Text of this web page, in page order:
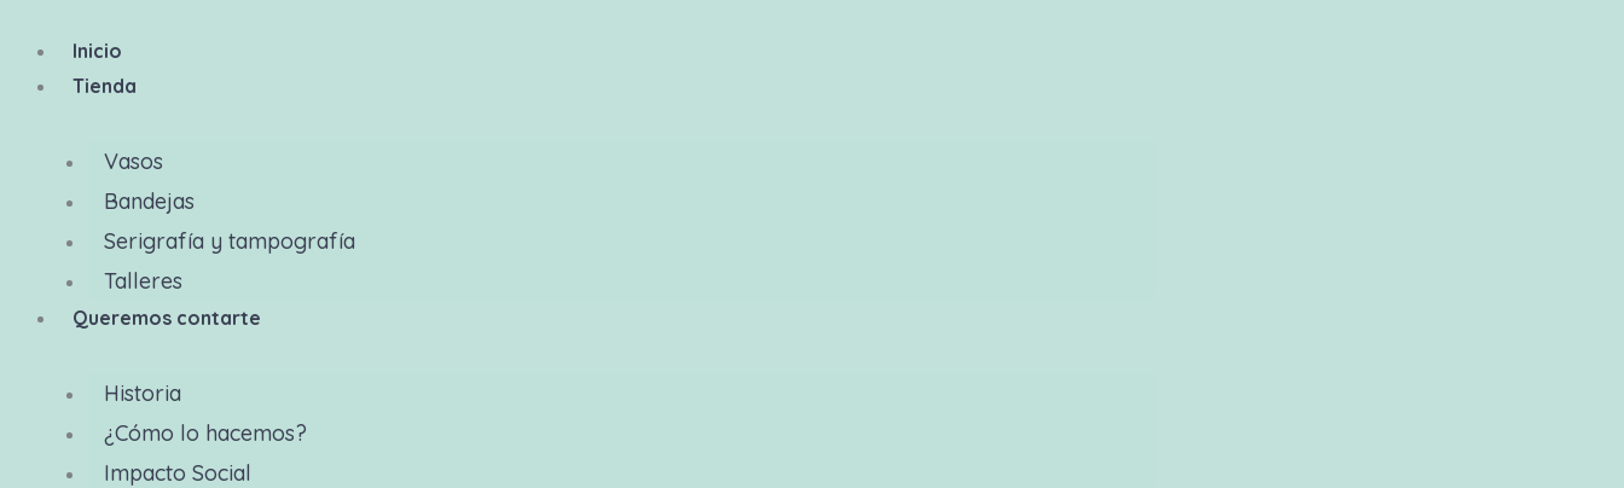
Inicio
Tienda
Vasos
Bandejas
Serigrafía y tampografía
Talleres
Queremos contarte
Historia
¿Cómo lo hacemos?
Impacto Social